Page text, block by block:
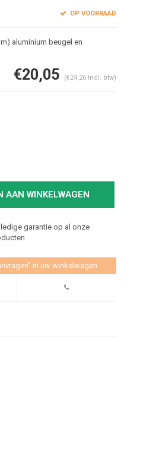
OP VOORRAAD
aluminium beugel en
€20,05 (€24,26 Incl. btw)
AAN WINKELWAGEN
garantie op al onze
in uw winkelwagen